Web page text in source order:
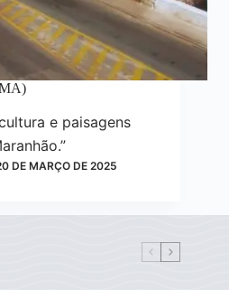
e paisagens
DE MARÇO DE 2025